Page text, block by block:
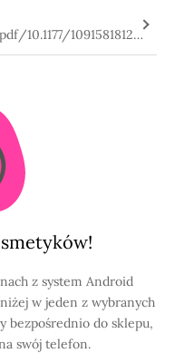
10.1177/109158181246
z system Android
w jeden z wybranych
bezpośrednio do sklepu,
swój telefon.